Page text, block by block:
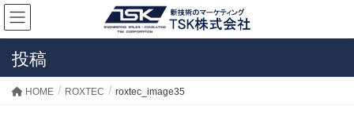
投稿
HOME ROXTEC roxtec_image35